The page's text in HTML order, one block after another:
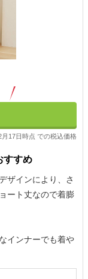
17日時点 での税込価格
すすめ
ザインにより、さ
ート丈なので着膨
インナーでも着や